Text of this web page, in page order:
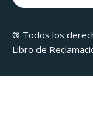
® Todos los
Libro de